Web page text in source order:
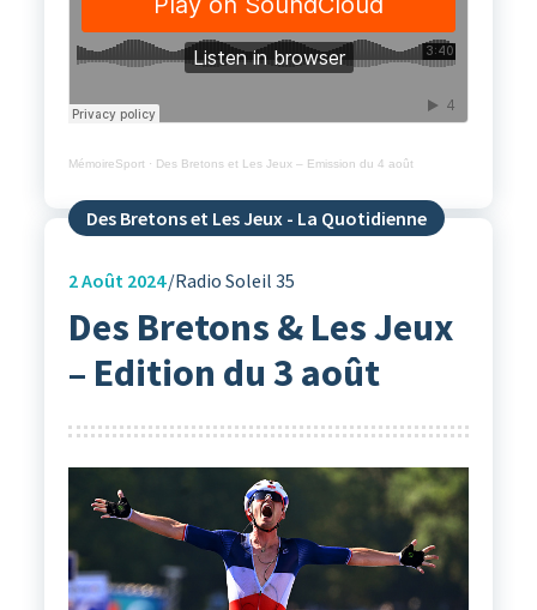
MémoireSport · Des Bretons et Les Jeux – Emission du 4 août
Des Bretons et Les Jeux - La Quotidienne
2Août 2024 Radio Soleil 35
Des Bretons & Les Jeux
– Edition du 3 août